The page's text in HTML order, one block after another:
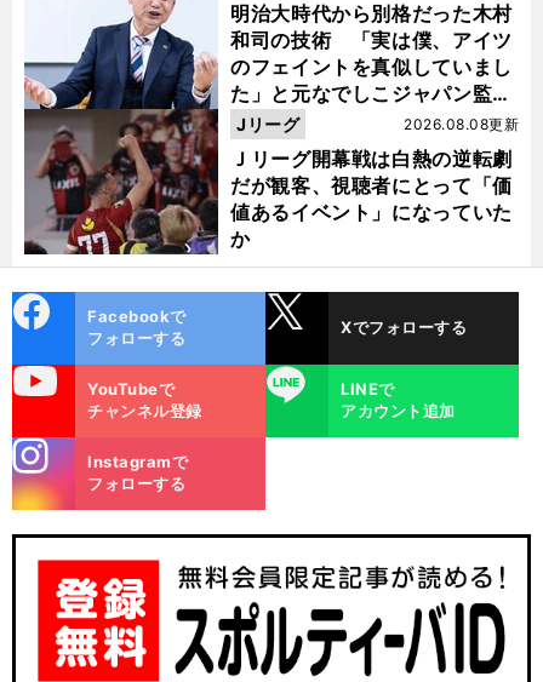
明治大時代から別格だった木村
和司の技術 「実は僕、アイツ
のフェイントを真似していまし
た」と元なでしこジャパン監
督・佐々木則夫
Ｊリーグ開幕戦は白熱の逆転劇
だが観客、視聴者にとって「価
値あるイベント」になっていた
か
2026.08.08更新
Jリーグ
ok
Facebookで
フォローする
Xでフォローする
YouTubeで
チャンネル登録
LINE
LINEで
アカウント追加
m
Instagramで
フォローする